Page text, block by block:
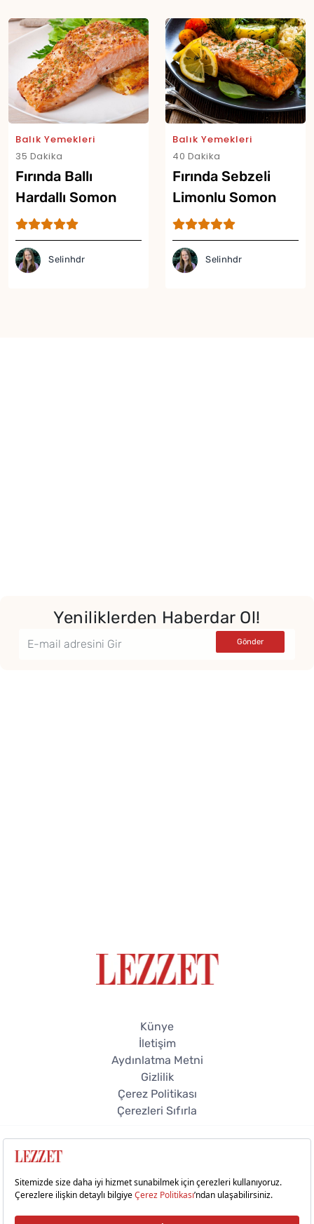
Balık Yemekleri
35 Dakika
Fırında Ballı
Hardallı Somon
Tarifi
Selinhdr
Balık Yemekleri
40 Dakika
Fırında Sebzeli
Limonlu Somon
Tarifi
Selinhdr
Yeniliklerden Haberdar Ol!
Künye
İletişim
Aydınlatma Metni
Gizlilik
Çerez Politikası
Çerezleri Sıfırla
© 2026 Lezzet Online. Tüm hakları saklıdır.